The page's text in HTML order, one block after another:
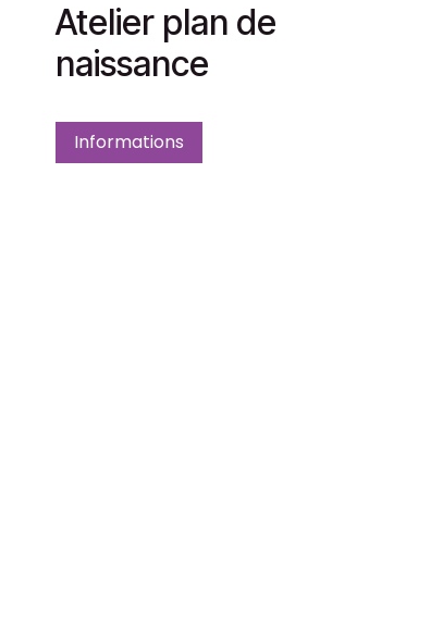
Atelier plan de
naissance
Informations